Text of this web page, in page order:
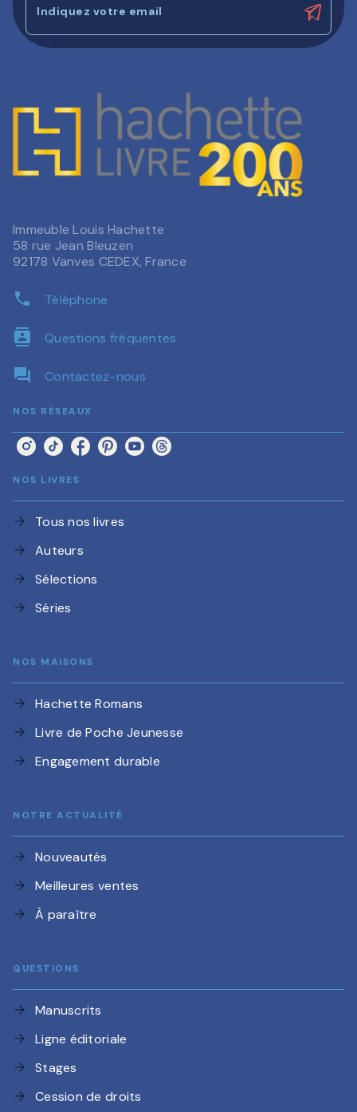
Indiquez votre email
Immeuble Louis Hachette
58 rue Jean Bleuzen
92178 Vanves CEDEX, France
phone Téléphone
contacts Questions fréquentes
question_answer Contactez-nous
NOS RÉSEAUX
NOS LIVRES
arrow_forward Tous nos livres
arrow_forward Auteurs
arrow_forward Sélections
arrow_forward Séries
NOS MAISONS
arrow_forward Hachette Romans
arrow_forward Livre de Poche Jeunesse
arrow_forward Engagement durable
NOTRE ACTUALITÉ
arrow_forward Nouveautés
arrow_forward Meilleures ventes
arrow_forward À paraître
QUESTIONS
arrow_forward Manuscrits
arrow_forward Ligne éditoriale
arrow_forward Stages
arrow_forward Cession de droits